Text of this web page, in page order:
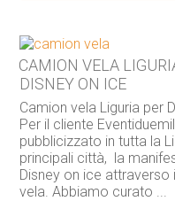
CAMION VELA
DISNEY ON ICE
Camion vela Liguria per
Per il cliente
pubblicizzato in tutta la
principali città, la
Disney on ice attraverso
vela. Abbiamo curato ...